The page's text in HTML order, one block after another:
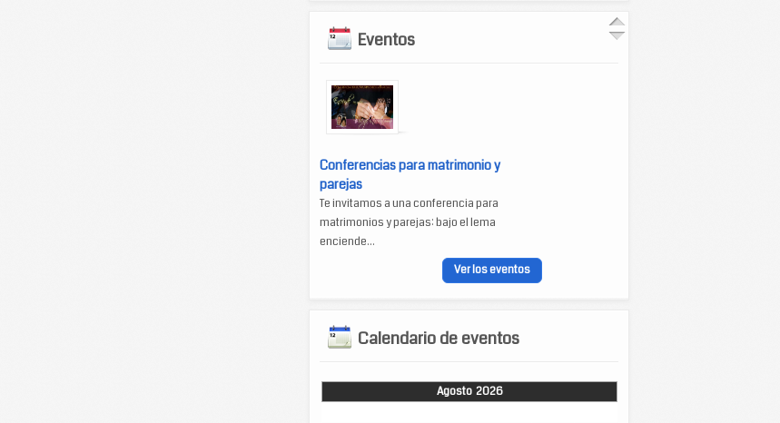
Eventos
Conferencias para matrimonio y
parejas
Te invitamos a una conferencia para
matrimonios y parejas: bajo el lema
enciende...
Ver los eventos
Calendario de eventos
Agosto 2026